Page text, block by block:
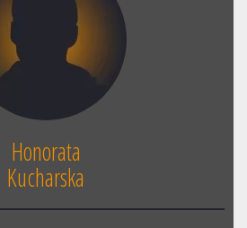
Honorata
Kucharska